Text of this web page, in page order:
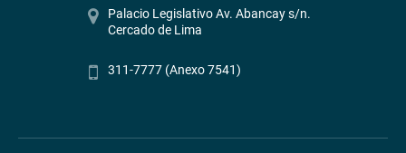
Palacio Legislativo Av. Abancay s/n.
Cercado de Lima
311-7777 (Anexo 7541)